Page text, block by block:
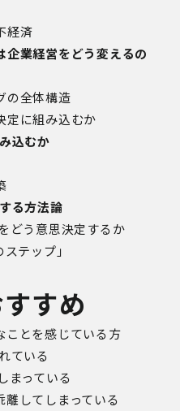
経済
企業経営をどう変えるの
全体構造
に組み込むか
込むか
る方法論
う意思決定するか
テップ」
すめ
ことを感じている方
ている
まっている
してしまっている